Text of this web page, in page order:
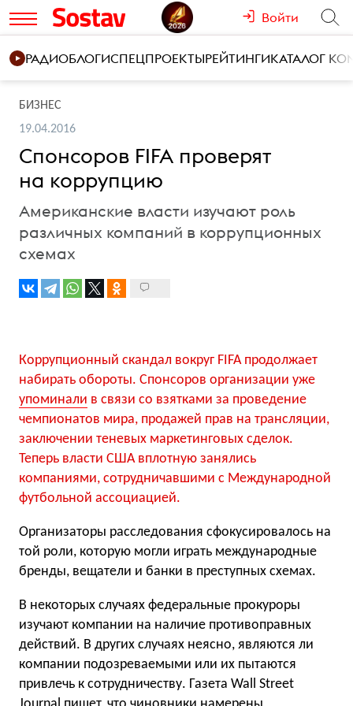
Войти
РАДИОБЛОГИСПЕЦПРОЕКТЫРЕЙТИНГИКАТАЛОГ
БИЗНЕС
19.04.2016
Спонсоров FIFA проверят
на коррупцию
Американские власти изучают роль
различных компаний в коррупционных
схемах
Коррупционный скандал вокруг FIFA продолжает
набирать обороты. Спонсоров организации уже
упоминали в связи со взятками за проведение
чемпионатов мира, продажей прав на трансляции,
заключении теневых маркетинговых сделок.
Теперь власти США вплотную занялись
компаниями, сотрудничавшими с Международной
футбольной ассоциацией.
Организаторы расследования сфокусировалось на
той роли, которую могли играть международные
бренды, вещатели и банки в преступных схемах.
В некоторых случаях федеральные прокуроры
изучают компании на наличие противоправных
действий. В других случаях неясно, являются ли
компании подозреваемыми или их пытаются
привлечь к сотрудничеству. Газета Wall Street